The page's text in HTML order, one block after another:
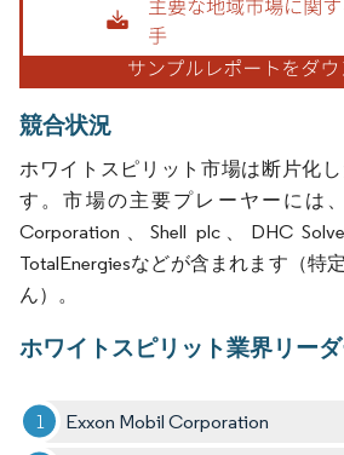
競合状況
ホワイトスピリット市場は断片化
す。市場の主要プレーヤーには、
Corporation、Shell plc、DHC
TotalEnergiesなどが含まれます（特
ん）。
ホワイトスピリット業界リー
Exxon Mobil Corporation